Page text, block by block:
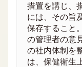
措置を講じ、
には、その旨
保存すること
の管理者の意
の社内体制を
は、保健衛生